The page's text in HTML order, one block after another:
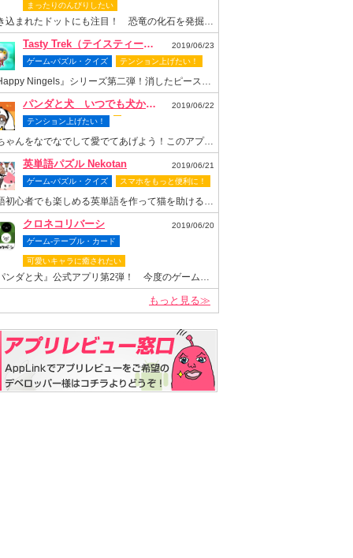
まったりのんびりしたい
書き込まれたドットにも注目！ 恐竜の化石を発掘して博物館を再建しよう
Tasty Trek（テイスティー・トレック）
2019/06/23
ゲーム-パズル・クイズ
テンション上げたい！
『Happy Ningels』シリーズ第二弾！消したピースでスロットも回せちゃう爽快感抜群のなぞりパズルゲーム！
パンダと犬 いつでも犬かわいーぬ
2019/06/22
テンション上げたい！
梅ちゃんをなでなでして愛でてあげよう！このアプリがあれば梅ちゃんといつまでもいっしょ！
英単語パズル Nekotan
2019/06/21
ゲーム-パズル・クイズ
スマホをもっと便利に！
英語初心者でも楽しめる英単語を作って猫を助ける可愛いパズルゲーム
クロネコリバーシ
2019/06/20
ゲーム-テーブル・カード
可愛いキャラに癒されたい
『パンダと犬』公式アプリ第2弾！ 今度のゲームは“クロネコヤマモト”が主役のリバーシゲーム！
もっと見る≫